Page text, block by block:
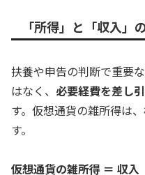
「所得」と「収入」
扶養や申告の判断で重要
はなく、 必要経費を差し
す。仮想通貨の雑所得は
す。
仮想通貨の雑所得 ＝ 収